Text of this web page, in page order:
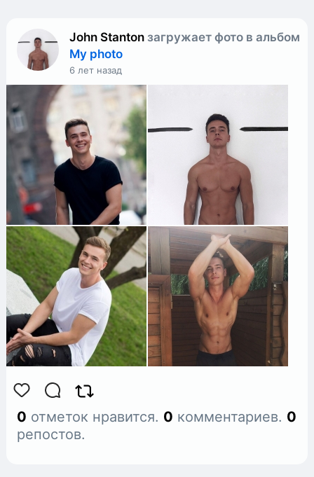
John Stanton загружает фото в альбом
My photo
6 лет назад
0 отметок нравится. 0 комментариев. 0
репостов.